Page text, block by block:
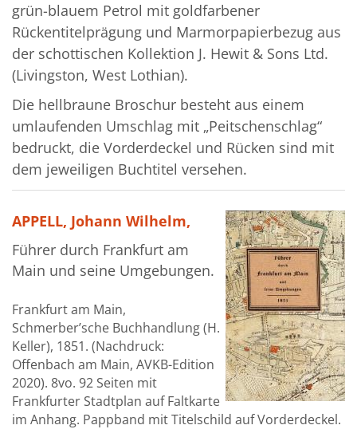
grün-blauem Petrol mit goldfarbener
Rückentitelprägung und Marmorpapierbezug aus
der schottischen Kollektion J. Hewit & Sons Ltd.
(Livingston, West Lothian).
Die hellbraune Broschur besteht aus einem
umlaufenden Umschlag mit „Peitschenschlag“
bedruckt, die Vorderdeckel und Rücken sind mit
dem jeweiligen Buchtitel versehen.
APPELL, Johann Wilhelm,
Führer durch Frankfurt am
Main und seine Umgebungen.
Frankfurt am Main,
Schmerber’sche Buchhandlung (H.
Keller), 1851. (Nachdruck:
Offenbach am Main, AVKB-Edition
2020). 8vo. 92 Seiten mit
Frankfurter Stadtplan auf Faltkarte
im Anhang. Pappband mit Titelschild auf Vorderdeckel.